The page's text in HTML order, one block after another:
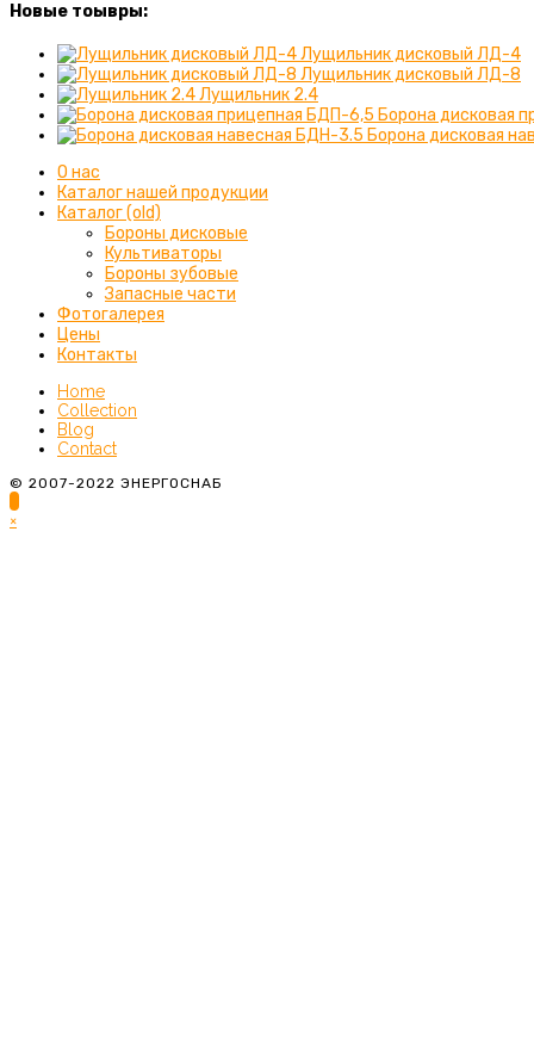
Новые тоывры:
Лущильник дисковый ЛД-4
Лущильник дисковый ЛД-8
Лущильник 2.4
Борона дисковая
Борона дисковая
О нас
Каталог нашей продукции
Каталог (old)
Бороны дисковые
Культиваторы
Бороны зубовые
Запасные части
Фотогалерея
Цены
Контакты
Home
Collection
Blog
Contact
© 2007-2022 ЭНЕРГОСНАБ
×